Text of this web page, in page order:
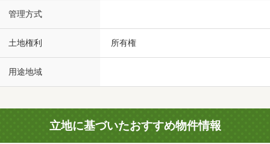
管理方式
土地権利 所有権
用途地域
立地に基づいたおすすめ物件情報